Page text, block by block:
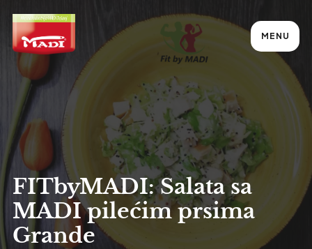
MENU
FITbyMADI: Salata sa
MADI pilećim prsima
Grande